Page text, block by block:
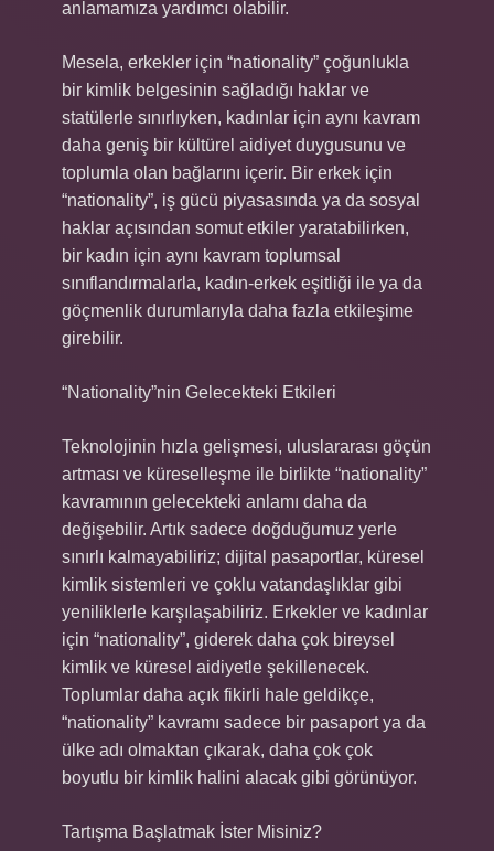
anlamamıza yardımcı olabilir.
Mesela, erkekler için “nationality” çoğunlukla
bir kimlik belgesinin sağladığı haklar ve
statülerle sınırlıyken, kadınlar için aynı kavram
daha geniş bir kültürel aidiyet duygusunu ve
toplumla olan bağlarını içerir. Bir erkek için
“nationality”, iş gücü piyasasında ya da sosyal
haklar açısından somut etkiler yaratabilirken,
bir kadın için aynı kavram toplumsal
sınıflandırmalarla, kadın-erkek eşitliği ile ya da
göçmenlik durumlarıyla daha fazla etkileşime
girebilir.
“Nationality”nin Gelecekteki Etkileri
Teknolojinin hızla gelişmesi, uluslararası göçün
artması ve küreselleşme ile birlikte “nationality”
kavramının gelecekteki anlamı daha da
değişebilir. Artık sadece doğduğumuz yerle
sınırlı kalmayabiliriz; dijital pasaportlar, küresel
kimlik sistemleri ve çoklu vatandaşlıklar gibi
yeniliklerle karşılaşabiliriz. Erkekler ve kadınlar
için “nationality”, giderek daha çok bireysel
kimlik ve küresel aidiyetle şekillenecek.
Toplumlar daha açık fikirli hale geldikçe,
“nationality” kavramı sadece bir pasaport ya da
ülke adı olmaktan çıkarak, daha çok çok
boyutlu bir kimlik halini alacak gibi görünüyor.
Tartışma Başlatmak İster Misiniz?